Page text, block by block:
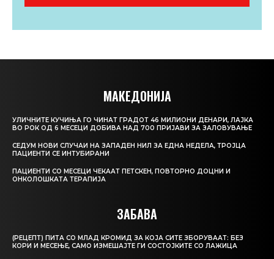
МАКЕДОНИЈА
УЛИЧНИТЕ КУЧИЊА ГО ЧИНАТ ГРАДОТ 46 МИЛИОНИ ДЕНАРИ, ЛАЈКА
ВО РОК ОД 6 МЕСЕЦИ ДОБИВА НАД 700 ПРИЈАВИ ЗА ЗАЛОВУВАЊЕ
СЕДУМ НОВИ СЛУЧАИ НА ЗАПАДЕН НИЛ ЗА ЕДНА НЕДЕЛА, ТРОЈЦА
ПАЦИЕНТИ СЕ ИНТУБИРАНИ
ПАЦИЕНТИ СО МЕСЕЦИ ЧЕКААТ ПЕТСКЕН, ПОВТОРНО ДОЦНИ И
ОНКОЛОШКАТА ТЕРАПИЈА
ЗАБАВА
(РЕЦЕПТ) ПИТА СО МЛАД КРОМИД ЗА КОЈА СИТЕ ЗБОРУВААТ: БЕЗ
КОРИ И МЕСЕЊЕ, САМО ИЗМЕШАЈТЕ ГИ СОСТОЈКИТЕ СО ЛАЖИЦА